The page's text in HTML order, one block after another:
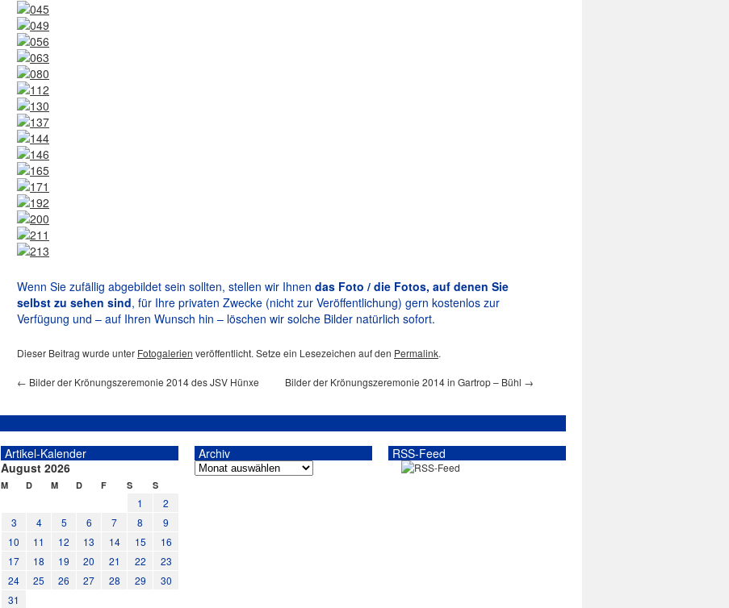
Wenn Sie zufällig abgebildet sein sollten, stellen wir Ihnen das Foto / die Fotos, auf denen Sie
selbst zu sehen sind, für Ihre privaten Zwecke (nicht zur Veröffentlichung) gern kostenlos zur
Verfügung und – auf Ihren Wunsch hin – löschen wir solche Bilder natürlich sofort.
Dieser Beitrag wurde unter Fotogalerien veröffentlicht. Setze ein Lesezeichen auf den Permalink.
← Bilder der Krönungszeremonie 2014 des JSV Hünxe Bilder der Krönungszeremonie 2014 in Gartrop – Bühl →
Artikel-Kalender
August 2026
M D M D F S S
1
2
3
4 5 6 7 8
9
10
11 12 13 14 15
16
17
18 19 20 21 22
23
24
25 26 27 28 29
30
31
Archiv RSS-Feed